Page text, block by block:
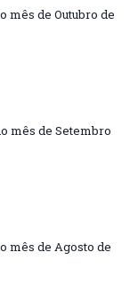
mês de Outubro de
mês de Setembro
mês de Agosto de